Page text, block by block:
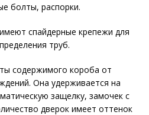
болты, распорки.
спайдерные крепежи для
труб.
содержимого короба от
Она удерживается на
защелку, замочек с
дверок имеет оттенок